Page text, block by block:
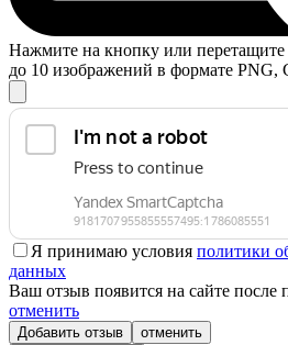
Нажмите на кнопку или перетащите
до 10 изображений в формате PNG,
Я принимаю условия политики
данных
Ваш отзыв появится на сайте после
отменить
отменить